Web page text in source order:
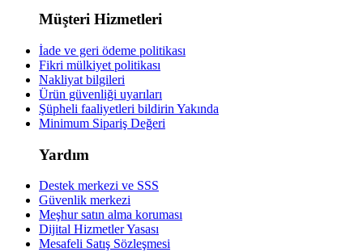
Müşteri Hizmetleri
İade ve geri ödeme politikası
Fikri mülkiyet politikası
Nakliyat bilgileri
Ürün güvenliği uyarıları
Şüpheli faaliyetleri bildirin Yakında
Minimum Sipariş Değeri
Yardım
Destek merkezi ve SSS
Güvenlik merkezi
Meşhur satın alma koruması
Dijital Hizmetler Yasası
Mesafeli Satış Sözleşmesi